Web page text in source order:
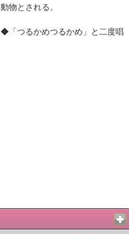
物とされる。
「つるかめつるかめ」と二度唱